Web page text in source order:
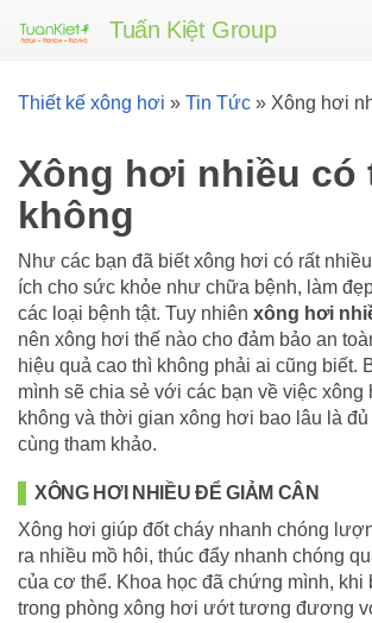
Tuấn Kiệt Group
Thiết kế xông hơi » Tin Tức » Xông hơi
Xông hơi nhiều có
không
Như các bạn đã biết xông hơi có rất
ích cho sức khỏe như chữa bệnh, làm
các loại bệnh tật. Tuy nhiên xông hơi
nên xông hơi thế nào cho đảm bảo an
hiệu quả cao thì không phải ai cũng biết.
mình sẽ chia sẻ với các bạn về việc xông
không và thời gian xông hơi bao lâu là
cùng tham khảo.
XÔNG HƠI NHIỀU ĐỂ GIẢM CÂN
Xông hơi giúp đốt cháy nhanh chóng
ra nhiều mồ hôi, thúc đẩy nhanh chóng
của cơ thể. Khoa học đã chứng mình, khi
trong phòng xông hơi ướt tương đương